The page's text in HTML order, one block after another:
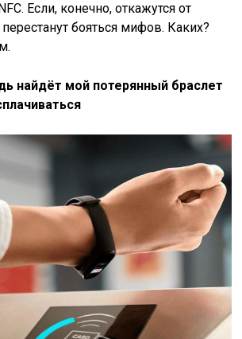
Если, конечно, откажутся от
бояться мифов. Каких?
найдёт мой потерянный браслет